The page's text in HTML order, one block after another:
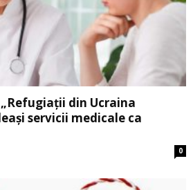
din Ucraina
servicii medicale ca
0